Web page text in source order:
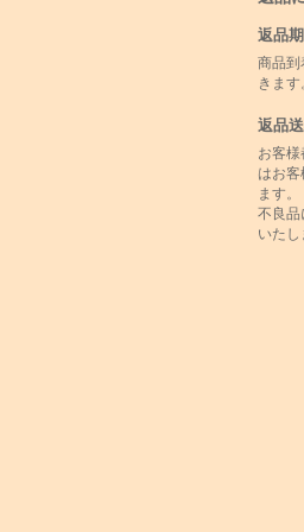
返品
商品到
きます
返品
お客
はお
ます。
不良品
いたし